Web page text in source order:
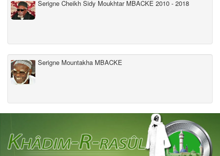
Serigne Cheikh Sidy Moukhtar MBACKE 2010 - 2018
Serigne Mountakha MBACKE